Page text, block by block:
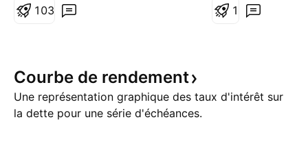
comment vous pouvez utiliser les
généralement lorsqu'ils débutent,
1 03 1
Courbe de rendement
Une représentation graphique des taux d'intérêt sur
la dette pour une série d'échéances.